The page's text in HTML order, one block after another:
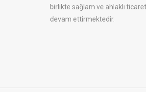
birlikte sağlam ve ahlaklı
devam ettirmektedir.